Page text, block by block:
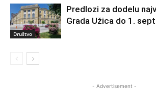
Društvo
Predlozi za dodelu
Grada Užica do 1.
- Advertisement -